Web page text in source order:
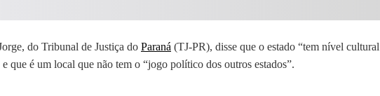
do Tribunal de Justiça do Paraná (TJ-PR), disse que o estado “tem nível cultural
que é um local que não tem o “jogo político dos outros estados”.